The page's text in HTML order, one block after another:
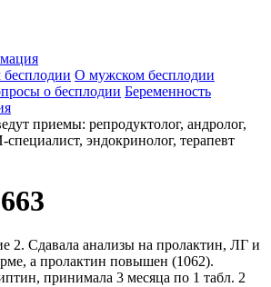
О мужском бесплодии
о бесплодии Беременность
приемы: репродуктолог, андролог,
эндокринолог, терапевт
2. Сдавала анализы на пролактин, ЛГ и
а пролактин повышен (1062).
принимала 3 месяца по 1 табл. 2